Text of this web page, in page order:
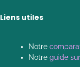
Liens utiles
Notre
Notre guide